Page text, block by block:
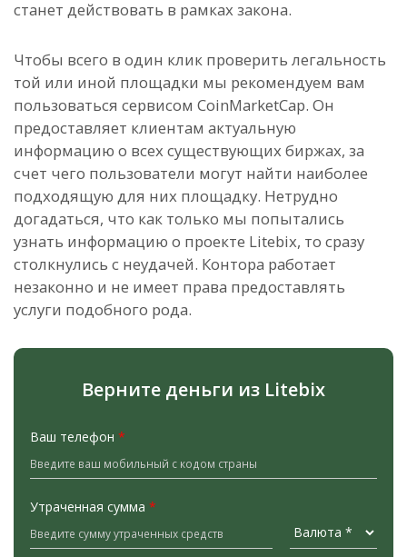
станет действовать в рамках закона.
Чтобы всего в один клик проверить легальность
той или иной площадки мы рекомендуем вам
пользоваться сервисом CoinMarketCap. Он
предоставляет клиентам актуальную
информацию о всех существующих биржах, за
счет чего пользователи могут найти наиболее
подходящую для них площадку. Нетрудно
догадаться, что как только мы попытались
узнать информацию о проекте Litebix, то сразу
столкнулись с неудачей. Контора работает
незаконно и не имеет права предоставлять
услуги подобного рода.
Верните деньги из Litebix
Ваш телефон *
Утраченная сумма *